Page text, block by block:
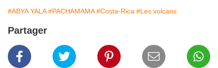
#ABYA YALA #PACHAMAMA #Costa-Rica #Les volcans
Partager